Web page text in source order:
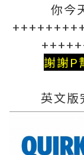
你今
謝謝P
英文版